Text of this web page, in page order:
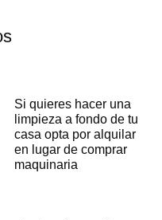
Si quieres hacer una
limpieza a fondo de tu
casa opta por alquilar
en lugar de comprar
maquinaria